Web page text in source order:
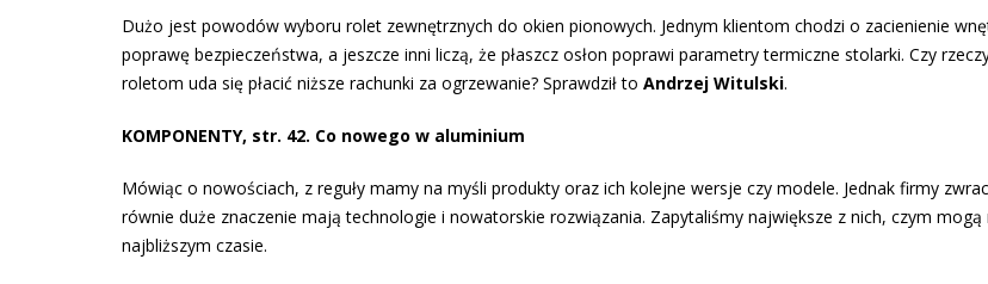
Dużo jest powodów wyboru rolet zewnętrznych do okien pionowych. Jednym klientom chodzi o zacienienie
poprawę bezpieczeństwa, a jeszcze inni liczą, że płaszcz osłon poprawi parametry termiczne stolarki. Czy
roletom uda się płacić niższe rachunki za ogrzewanie? Sprawdził to Andrzej Witulski.
KOMPONENTY, str. 42. Co nowego w aluminium
Mówiąc o nowościach, z reguły mamy na myśli produkty oraz ich kolejne wersje czy modele. Jednak firmy
równie duże znaczenie mają technologie i nowatorskie rozwiązania. Zapytaliśmy największe z nich, czym mogą
najbliższym czasie.